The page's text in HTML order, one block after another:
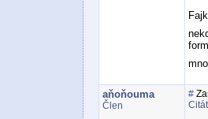
aňoňouma
Člen
#
Citát